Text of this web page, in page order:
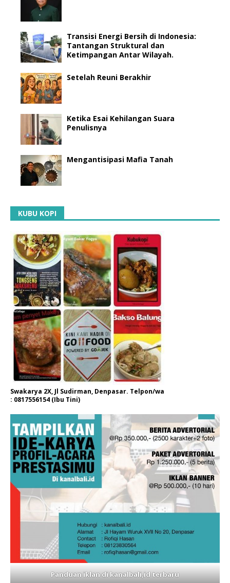
Transisi Energi Bersih di Indonesia:
Tantangan Struktural dan
Ketimpangan Antar Wilayah.
Setelah Reuni Berakhir
Ketika Esai Kehilangan Suara
Penulisnya
Mengantisipasi Mafia Tanah
KUBU KOPI
Swakarya 2X, Jl Sudirman, Denpasar. Telpon/wa
: 0817556154 (Ibu Tini)
Panduan iklan di kanalbali,id terbaru